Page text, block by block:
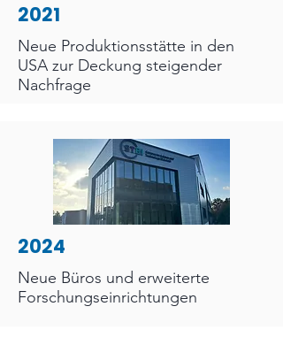
2021
Neue Produktionsstätte in den
USA zur Deckung steigender
Nachfrage
2024
Neue Büros und erweiterte
Forschungseinrichtungen